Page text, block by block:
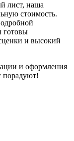
лист, наша
стоимость.
готовы
и высокий
и оформления
порадуют!